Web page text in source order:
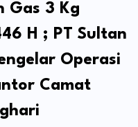
Gas 3 Kg
H ; PT Sultan
Operasi
Camat